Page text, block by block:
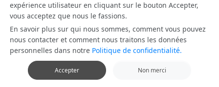
Le serverless dans le cloud computing
moderne
expérience utilisateur en cliquant sur le bouton Accepter,
vous acceptez que nous le fassions.
En savoir plus sur qui nous sommes, comment vous pouvez
nous contacter et comment nous traitons les données
personnelles dans notre Politique de confidentialité.
Accepter Non merci